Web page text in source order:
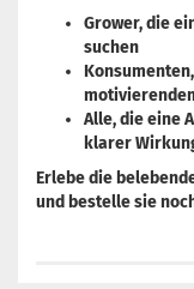
Grower, die
suchen
Alle, die eine
klarer
Erlebe die
und bestelle sie